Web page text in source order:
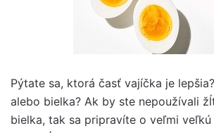
Pýtate sa, ktorá časť vajíčka je
alebo bielka? Ak by ste nepoužívali
bielka, tak sa pripravíte o veľmi